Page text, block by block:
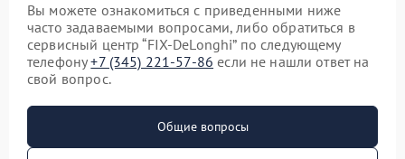
Вы можете ознакомиться с приведенными ниже
часто задаваемыми вопросами, либо обратиться в
сервисный центр “FIX-DeLonghi” по следующему
телефону+7 (345) 221-57-86 если не нашли ответ на
свой вопрос.
Общие вопросы